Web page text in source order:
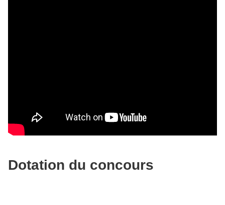
Dotation du concours